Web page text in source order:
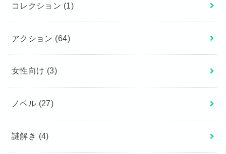
コレクション (1)
アクション (64)
女性向け (3)
ノベル (27)
謎解き (4)